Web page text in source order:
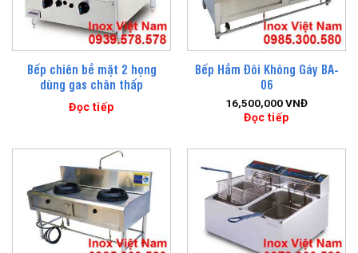
Bếp chiên bề mặt 2 họng
dùng gas chân thấp
Đọc tiếp
Bếp Hầm Đôi Không Gáy BA-
06
16,500,000VNĐ
Đọc tiếp